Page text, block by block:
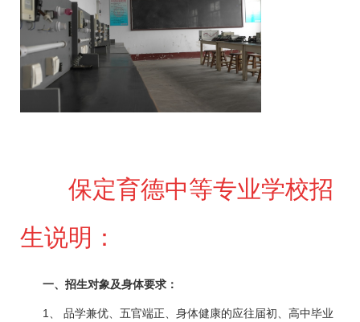
保定育德中等专业学校招
生说明：
一、招生对象及身体要求：
1 品学兼优、五官端正、身体健康的应往届初、高中毕业